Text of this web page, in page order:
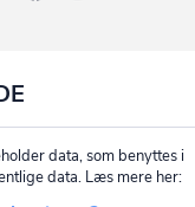
data, som benyttes i
data. Læs mere her: